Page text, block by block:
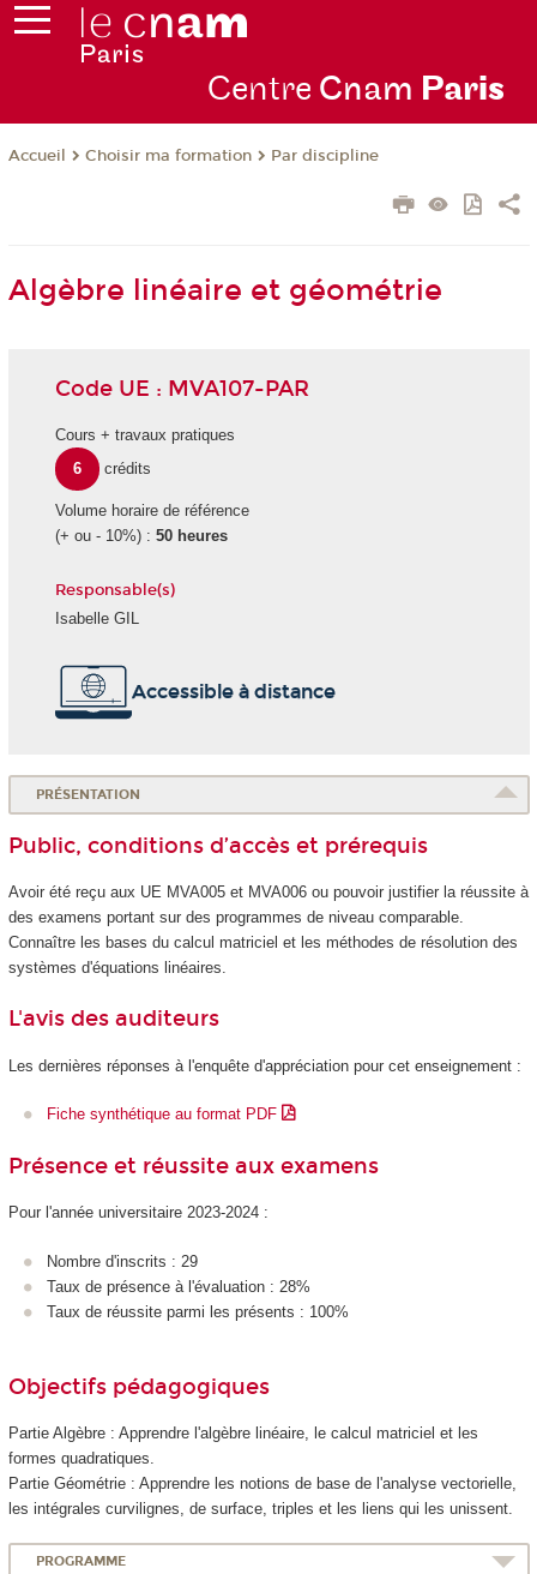
Centre Cnam Paris
Accueil Choisir ma formation Par discipline
Algèbre linéaire et géométrie
Code UE : MVA107-PAR
Cours + travaux pratiques
6
crédits
Volume horaire de référence
(+ ou - 10%) : 50 heures
Responsable(s)
Isabelle GIL
Accessible à distance
PRÉSENTATION
Public, conditions d’accès et prérequis
Avoir été reçu aux UE MVA005 et MVA006 ou pouvoir justifier la réussite à
des examens portant sur des programmes de niveau comparable.
Connaître les bases du calcul matriciel et les méthodes de résolution des
systèmes d'équations linéaires.
L'avis des auditeurs
Les dernières réponses à l'enquête d'appréciation pour cet enseignement :
Fiche synthétique au format PDF
Présence et réussite aux examens
Pour l'année universitaire 2023-2024 :
Nombre d'inscrits : 29
Taux de présence à l'évaluation : 28%
Taux de réussite parmi les présents : 100%
Objectifs pédagogiques
Partie Algèbre : Apprendre l'algèbre linéaire, le calcul matriciel et les
formes quadratiques.
Partie Géométrie : Apprendre les notions de base de l'analyse vectorielle,
les intégrales curvilignes, de surface, triples et les liens qui les unissent.
PROGRAMME